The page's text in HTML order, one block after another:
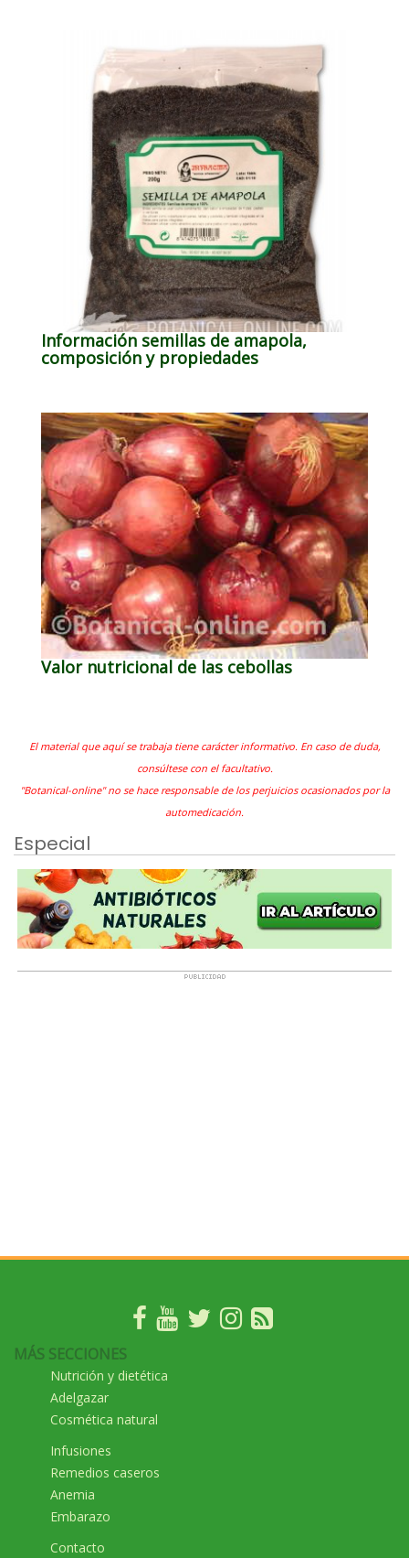
Información semillas de amapola,
composición y propiedades
Valor nutricional de las cebollas
El material que aquí se trabaja tiene carácter informativo. En caso de duda,
consúltese con el facultativo.
"Botanical-online" no se hace responsable de los perjuicios ocasionados por la
automedicación.
Especial
MÁS SECCIONES
Nutrición y dietética
Adelgazar
Cosmética natural
Infusiones
Remedios caseros
Anemia
Embarazo
Contacto